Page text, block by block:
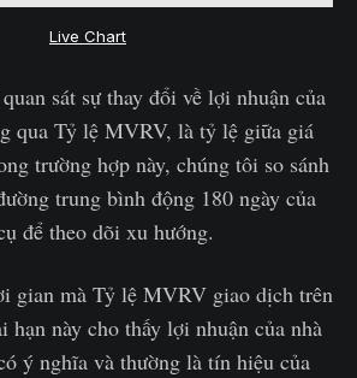
Live Chart
sát sự thay đổi về lợi nhuận của
qua Tỷ lệ MVRV, là tỷ lệ giữa giá
trường hợp này, chúng tôi so sánh
trung bình động 180 ngày của
để theo dõi xu hướng.
gian mà Tỷ lệ MVRV giao dịch trên
hạn này cho thấy lợi nhuận của nhà
ý nghĩa và thường là tín hiệu của